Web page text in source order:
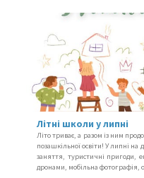
Літні школи у липні
Літо триває, а разом із ним
позашкільної освіти! У липні на
заняття, туристичні пригоди,
дронами, мобільна фотографія,